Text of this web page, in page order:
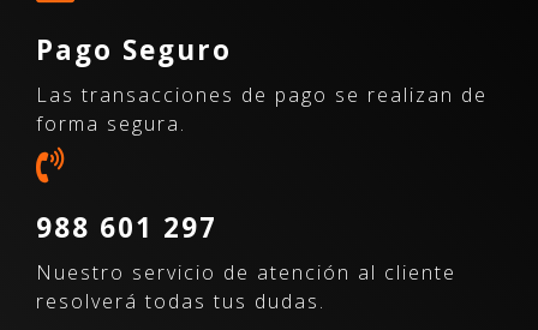
Pago Seguro
Las transacciones de pago se realizan de
forma segura.
988 601 297
Nuestro servicio de atención al cliente
resolverá todas tus dudas.